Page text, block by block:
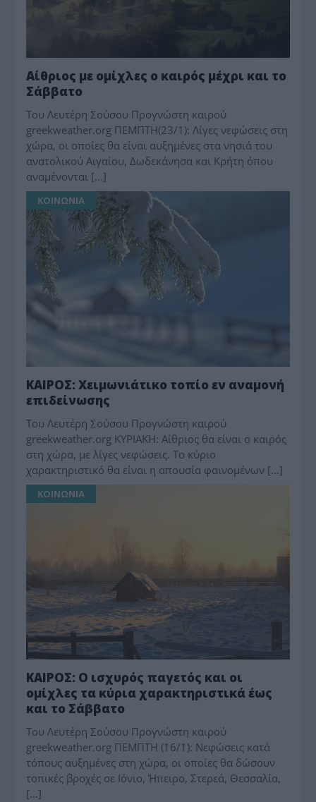
Αίθριος με ομίχλες ο καιρός μέχρι και το
Σάββατο
Toυ Λευτέρη Σούσου Προγνώστη καιρού
greekweather.org ΠΕΜΠΤΗ(23/1): Λίγες νεφώσεις στη
χώρα, οι οποίες θα είναι αυξημένες στα νησιά του
ανατολικού Αιγαίου, Δωδεκάνησα και Κρήτη όπου
αναμένονται […]
ΚΟΙΝΩΝΙΑ
ΚΑΙΡΟΣ: Χειμωνιάτικο τοπίο εν αναμονή
επιδείνωσης
Toυ Λευτέρη Σούσου Προγνώστη καιρού
greekweather.org ΚΥΡΙΑΚΗ: Αίθριος θα είναι ο καιρός
στη χώρα, με λίγες νεφώσεις. Το κύριο
χαρακτηριστικό θα είναι η απουσία φαινομένων […]
ΚΟΙΝΩΝΙΑ
ΚΑΙΡΟΣ: Ο ισχυρός παγετός και οι
ομίχλες τα κύρια χαρακτηριστικά έως
και το Σάββατο
Toυ Λευτέρη Σούσου Προγνώστη καιρού
greekweather.org ΠΕΜΠΤΗ (16/1): Νεφώσεις κατά
τόπους αυξημένες στη χώρα, οι οποίες θα δώσουν
τοπικές βροχές σε Ιόνιο, Ήπειρο, Στερεά, Θεσσαλία,
[…]